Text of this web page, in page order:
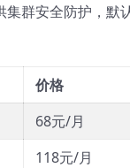
群安全防护，默
价格
68元/月
118元/月